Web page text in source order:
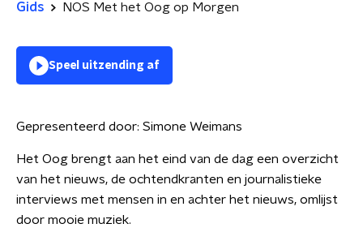
Gids NOS Met het Oog op Morgen
Speel uitzending af
Gepresenteerd door: Simone Weimans
Het Oog brengt aan het eind van de dag een overzicht
van het nieuws, de ochtendkranten en journalistieke
interviews met mensen in en achter het nieuws, omlijst
door mooie muziek.